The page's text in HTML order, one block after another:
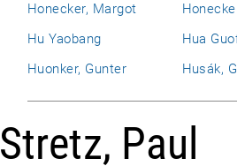
Honecker, Margot
Hu Yaobang
Hua
Huonker, Gunter
Husák,
Stretz, Paul